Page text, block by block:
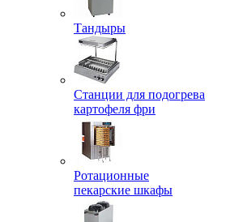
Тандыры
Станции для подогрева
картофеля фри
Ротационные
пекарские шкафы